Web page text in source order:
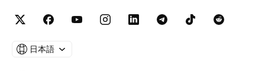
日本語